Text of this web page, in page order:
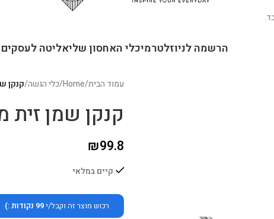
הרשמה לניוזלטרמיכלי האחסון שליאליטה לעסקים
עמוד הבית/
Home
/כלי הגשה/קנקן
קנקן שמן זית
₪99.8
קיים במלאי
רכוש מוצר זה וקבל/י99 נקודות :)